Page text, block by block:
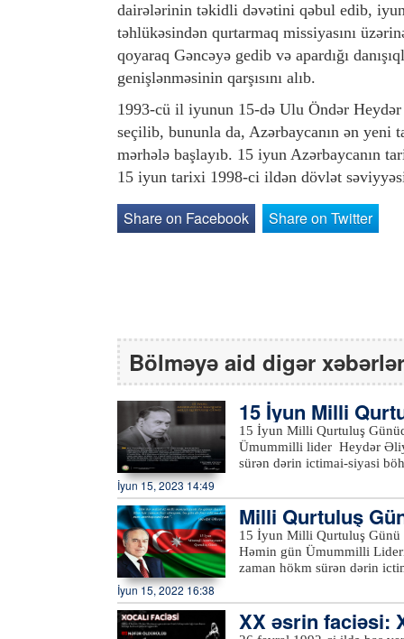
dairələrinin təkidli dəvətini qəbul edib,
təhlükəsindən qurtarmaq missiyasını
qoyaraq Gəncəyə gedib və apardığı
genişlənməsinin qarşısını alıb.
1993-cü il iyunun 15-də Ulu Öndər
seçilib, bununla da, Azərbaycanın ən yeni
mərhələ başlayıb. 15 iyun Azərbaycanın
15 iyun tarixi 1998-ci ildən dövlət
Share on Facebook Share on Twitter
Bölməyə aid digər xəbərlər
15 İyun Milli
15 İyun Milli Qurtuluş Günüdür. Azərbaycanın tarixinə qızıl hərflərlə
Ümummilli lider Heydər
sürən dərin ictimai-siyasi
inkişafının təməli qoyulub. 1993-cü il iyunun 15-də Ulu Öndər Heydər Əliyev Azərbaycan
Respublikası Ali Sovetinin
və bu günə qədər davam
günü kimi yazılan 15 iyun
olunur.xeber100.com
İyun 15, 2023 14:49
Milli Qurtuluş
ərflərlə yazılmış
15 İyun Milli Qurtuluş Günü
Həmin gün Ümummilli
zaman hökm sürən dərin
inkişafının təməli qoyulub. 1993-cü ilin iyununda ölkədə yaranmış mürəkkəb ictimai-siyasi
durum Azərbaycanda real
ciddi zəmin yarandığı
İyun 15, 2022 16:38
XX əsrin faciəsi: